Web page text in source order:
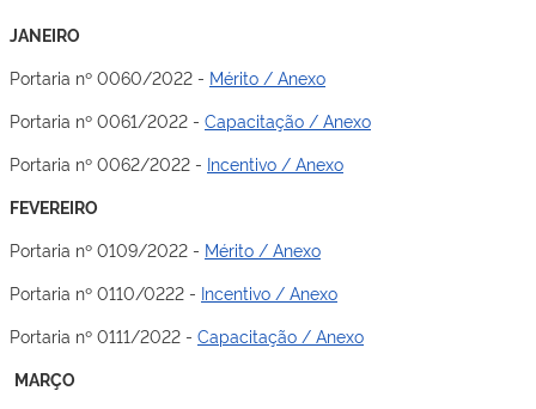
JANEIRO
Portaria nº 0060/2022 - Mérito / Anexo
Portaria nº 0061/2022 - Capacitação / Anexo
Portaria nº 0062/2022 - Incentivo / Anexo
FEVEREIRO
Portaria nº 0109/2022 - Mérito / Anexo
Portaria nº 0110/0222 - Incentivo / Anexo
Portaria nº 0111/2022 - Capacitação / Anexo
MARÇO